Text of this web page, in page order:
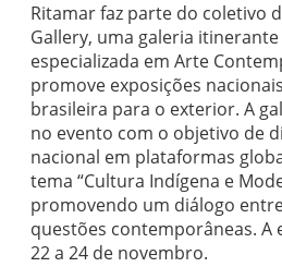
Ritamar faz parte do coletivo
Gallery, uma galeria itinerante
especializada em Arte
promove exposições
brasileira para o exterior. A
no evento com o objetivo de
nacional em plataformas
tema “Cultura Indígena e
promovendo um diálogo
questões contemporâneas. A
22 a 24 de novembro.